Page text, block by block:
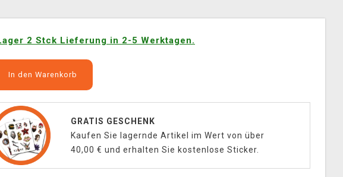
2 Stck Lieferung in 2-5 Werktagen.
In den Warenkorb
GRATIS GESCHENK
Kaufen Sie lagernde Artikel im Wert von über
40,00 € und erhalten Sie kostenlose Sticker.